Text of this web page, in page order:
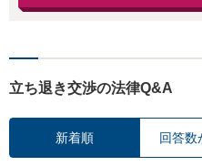
立ち退き交渉の法律Q&A
新着順 回答数